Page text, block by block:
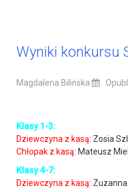
Wyniki konkursu
Magdalena Bilińska
Klasy 1-3:
Dziewczyna z kasą: Zosia
Chłopak z kasą: Mateusz
Klasy 4-7:
Dziewczyna z kasą: